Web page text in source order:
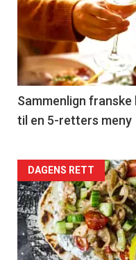
akkurat
nå
-
5
Sammenlign
til en 5-retters meny
Forsiden
akkurat
nå
DAGENS RETT